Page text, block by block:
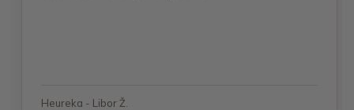
Heureka - Libor Ž.